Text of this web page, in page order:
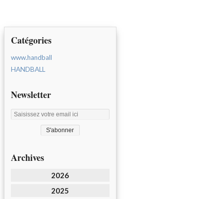
Catégories
www.handball
HANDBALL
Newsletter
Archives
2026
2025